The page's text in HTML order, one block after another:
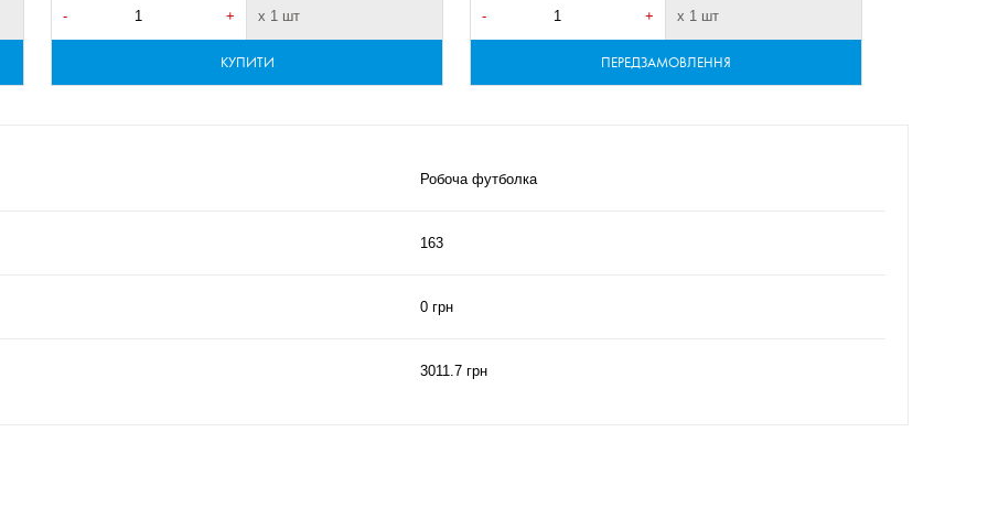
- + х 1 шт
КУПИТИ
- + х 1 шт
ПЕРЕДЗАМОВЛЕННЯ
Робоча футболка
163
0 грн
3011.7 грн